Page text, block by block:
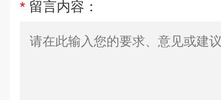
* 留言内容：